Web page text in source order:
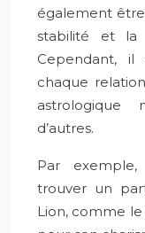
également
stabilité et la
Cependant,
chaque
astrologique
d’autres.
Par
trouver un
Lion, comme